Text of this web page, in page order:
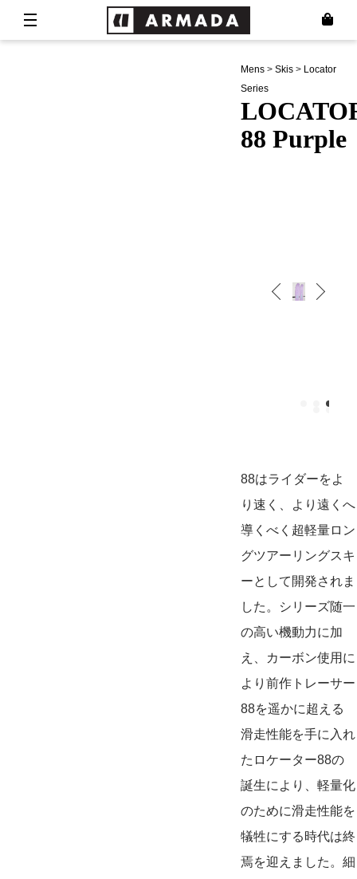
Mens >Skis > Locator
Series
88 Purple
88はライダーをよ
り速く、より遠くへ
導くべく超軽量ロン
グツアーリングスキ
ーとして開発されま
した。シリーズ随一
の高い機動力に加
え、カーボン使用に
より前作トレーサー
88を遥かに超える
滑走性能を手に入れ
たロケーター88の
誕生により、軽量化
のために滑走性能を
犠牲にする時代は終
焉を迎えました。細